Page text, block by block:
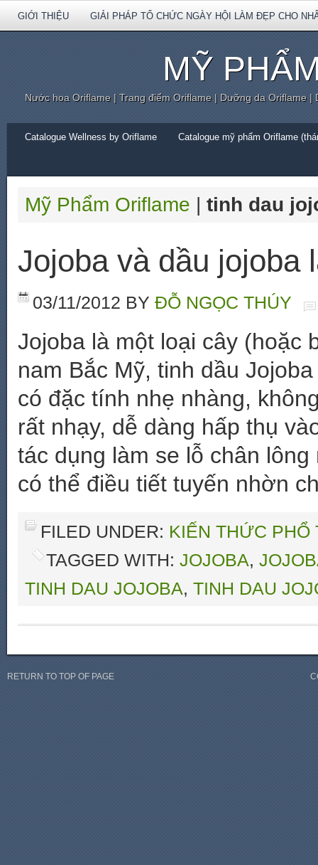
GIỚI THIỆU GIẢI PHÁP TỔ CHỨC NGÀY HỘI LÀM ĐẸP CHO
MỸ
Nước hoa Oriflame | Trang điểm Oriflame | Dưỡng da Oriflame
Catalogue Wellness by Oriflame Catalogue mỹ phẩm Oriflame
Mỹ Phẩm Oriflame | tinh dau
Jojoba và dầu jojoba
03/11/2012 BY ĐỖ NGỌC THÚY
Jojoba là một loại cây (hoặc
nam Bắc Mỹ, tinh dầu
có đặc tính nhẹ nhàng,
rất nhạy, dễ dàng hấp thụ
tác dụng làm se lỗ chân
có thể điều tiết tuyến nhờn
FILED UNDER: KIẾN THỨC PHỔ
TAGGED WITH: JOJOBA,
TINH DAU JOJOBA, TINH DAU
RETURN TO TOP OF PAGE